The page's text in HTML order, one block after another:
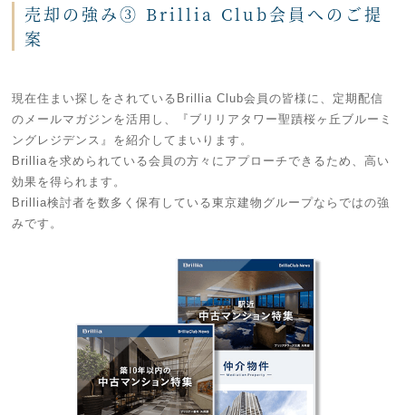
売却の強み③ Brillia Club会員へのご提
案
現在住まい探しをされているBrillia Club会員の皆様に、定期配信
のメールマガジンを活用し、『ブリリアタワー聖蹟桜ヶ丘ブルーミ
ングレジデンス』を紹介してまいります。
Brilliaを求められている会員の方々にアプローチできるため、高い
効果を得られます。
Brillia検討者を数多く保有している東京建物グループならではの強
みです。